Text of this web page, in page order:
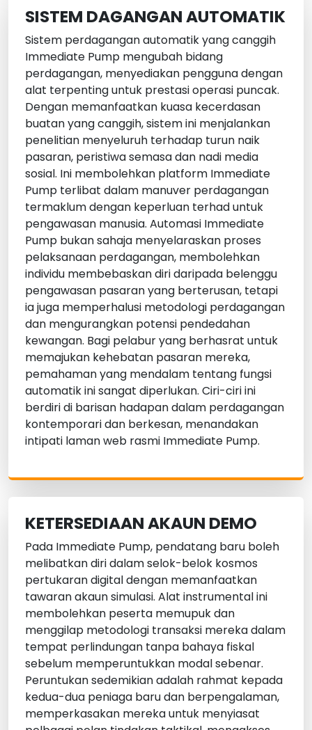
SISTEM DAGANGAN AUTOMATIK
Sistem perdagangan automatik yang canggih
Immediate Pump mengubah bidang
perdagangan, menyediakan pengguna dengan
alat terpenting untuk prestasi operasi puncak.
Dengan memanfaatkan kuasa kecerdasan
buatan yang canggih, sistem ini menjalankan
penelitian menyeluruh terhadap turun naik
pasaran, peristiwa semasa dan nadi media
sosial. Ini membolehkan platform Immediate
Pump terlibat dalam manuver perdagangan
termaklum dengan keperluan terhad untuk
pengawasan manusia. Automasi Immediate
Pump bukan sahaja menyelaraskan proses
pelaksanaan perdagangan, membolehkan
individu membebaskan diri daripada belenggu
pengawasan pasaran yang berterusan, tetapi
ia juga memperhalusi metodologi perdagangan
dan mengurangkan potensi pendedahan
kewangan. Bagi pelabur yang berhasrat untuk
memajukan kehebatan pasaran mereka,
pemahaman yang mendalam tentang fungsi
automatik ini sangat diperlukan. Ciri-ciri ini
berdiri di barisan hadapan dalam perdagangan
kontemporari dan berkesan, menandakan
intipati laman web rasmi Immediate Pump.
KETERSEDIAAN AKAUN DEMO
Pada Immediate Pump, pendatang baru boleh
melibatkan diri dalam selok-belok kosmos
pertukaran digital dengan memanfaatkan
tawaran akaun simulasi. Alat instrumental ini
membolehkan peserta memupuk dan
menggilap metodologi transaksi mereka dalam
tempat perlindungan tanpa bahaya fiskal
sebelum memperuntukkan modal sebenar.
Peruntukan sedemikian adalah rahmat kepada
kedua-dua peniaga baru dan berpengalaman,
memperkasakan mereka untuk menyiasat